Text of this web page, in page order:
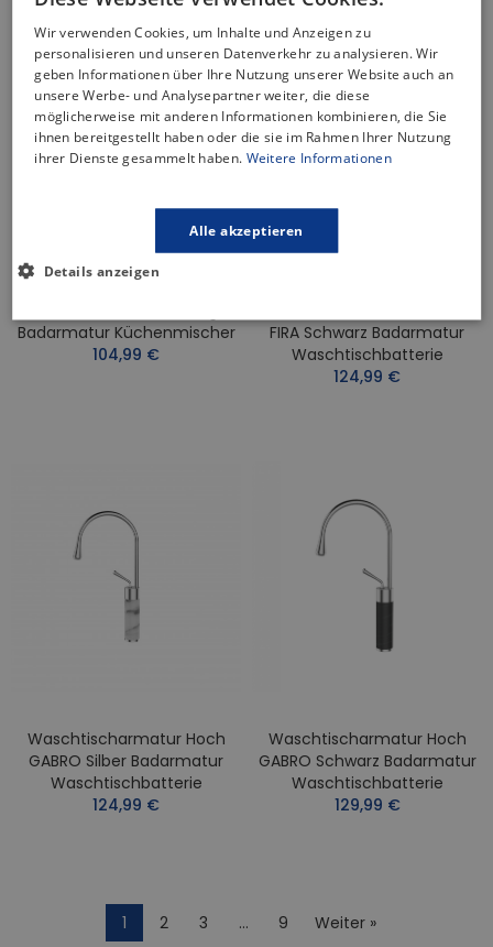
Badarmatur Küchenmischer
104,99 €
NICHT AUF LAGER
FIRA Schwarz Badarmatur
Waschtischbatterie
124,99 €
Waschtischarmatur Hoch
GABRO Silber Badarmatur
Waschtischbatterie
124,99 €
Waschtischarmatur Hoch
GABRO Schwarz Badarmatur
Waschtischbatterie
129,99 €
1 2 3 … 9 Weiter »
Wir verwenden Cookies, um Inhalte und Anzeigen zu
personalisieren und unseren Datenverkehr zu analysieren. Wir
geben Informationen über Ihre Nutzung unserer Website auch an
unsere Werbe- und Analysepartner weiter, die diese
möglicherweise mit anderen Informationen kombinieren, die Sie
ihnen bereitgestellt haben oder die sie im Rahmen Ihrer Nutzung
ihrer Dienste gesammelt haben. Weitere Informationen
Alle akzeptieren
Details anzeigen